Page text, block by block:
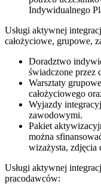
Indywidualnego
Usługi aktywnej
całożyciowe, grupowe,
Doradztwo
świadczone przez
Warsztaty
całożyciowego
Wyjazdy
zawodowymi.
Pakiet
można
wizażysta, zdjęcia
Usługi aktywnej
pracodawców: